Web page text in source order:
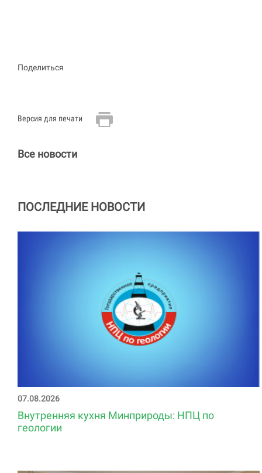
Поделиться
Версия для печати
Все новости
ПОСЛЕДНИЕ НОВОСТИ
07.08.2026
Внутренняя кухня Минприроды: НПЦ по
геологии